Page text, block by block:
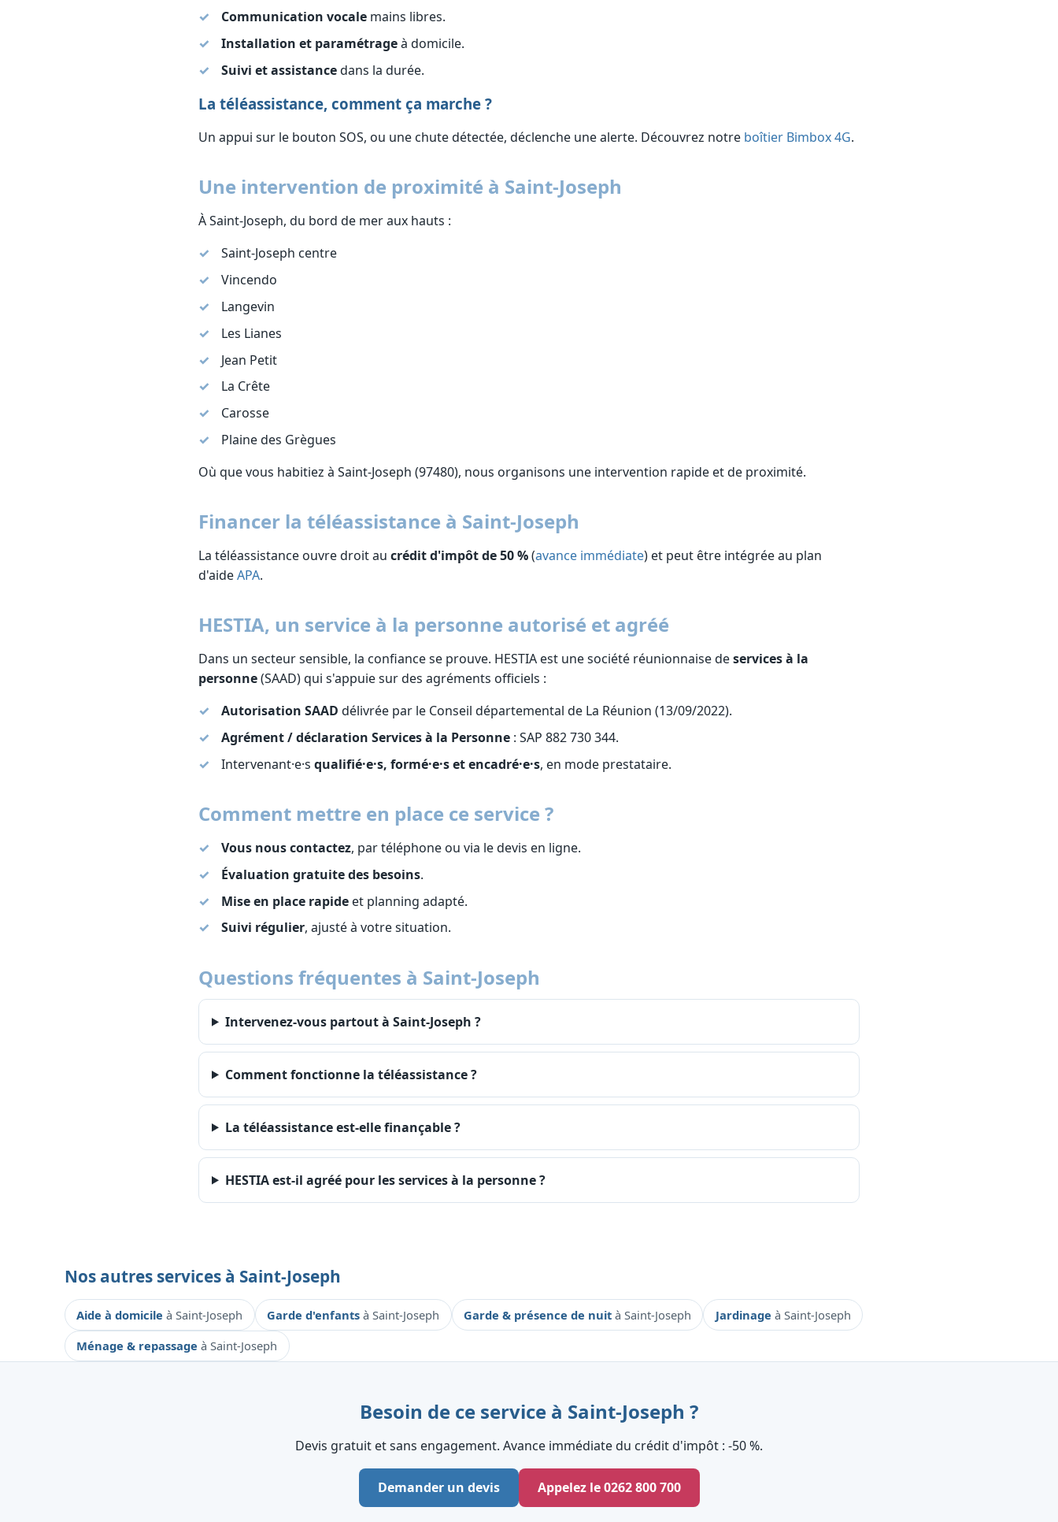
Communication vocalemains libres.
Installation et paramétrageà domicile.
Suivi et assistancedans la durée.
La téléassistance, comment ça marche ?
Un appui sur le bouton SOS, ou une chute détectée, déclenche une alerte. Découvrez notre boîtier Bimbox 4G.
Une intervention de proximité à Saint-Joseph
À Saint-Joseph, du bord de mer aux hauts :
Saint-Joseph centre
Vincendo
Langevin
Les Lianes
Jean Petit
La Crête
Carosse
Plaine des Grègues
Où que vous habitiez à Saint-Joseph (97480), nous organisons une intervention rapide et de proximité.
Financer la téléassistance à Saint-Joseph
La téléassistance ouvre droit au crédit d'impôt de 50 %(avance immédiate) et peut être intégrée au plan
d'aideAPA.
HESTIA, un service à la personne autorisé et agréé
Dans un secteur sensible, la confiance se prouve. HESTIA est une société réunionnaise deservices à la
personne(SAAD) qui s'appuie sur des agréments officiels :
Autorisation SAAD délivrée par le Conseil départemental de La Réunion (13/09/2022).
Agrément / déclaration Services à la Personne: SAP 882 730 344.
Intervenant·e·s qualifié·e·s, formé·e·s et encadré·e·s, en mode prestataire.
Comment mettre en place ce service ?
Vous nous contactez, par téléphone ou via le devis en ligne.
Évaluation gratuite des besoins.
Mise en place rapideet planning adapté.
Suivi régulier, ajusté à votre situation.
Questions fréquentes à Saint-Joseph
Intervenez-vous partout à Saint-Joseph ?
Comment fonctionne la téléassistance ?
La téléassistance est-elle finançable ?
HESTIA est-il agréé pour les services à la personne ?
Nos autres services à Saint-Joseph
Aide à domicileà Saint-Joseph Garde d'enfantsà Saint-Joseph Garde & présence de nuit à Saint-Joseph Jardinage à Saint-Joseph
Ménage & repassageà Saint-Joseph
Besoin de ce service à Saint-Joseph ?
Devis gratuit et sans engagement. Avance immédiate du crédit d'impôt : ‑50 %.
Demander un devis Appelez le 0262 800 700